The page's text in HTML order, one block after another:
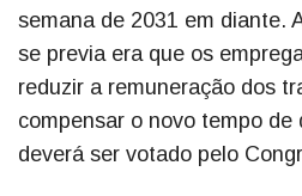
semana de 2031 em diante.
se previa era que os
reduzir a remuneração dos
compensar o novo tempo
deverá ser votado pelo